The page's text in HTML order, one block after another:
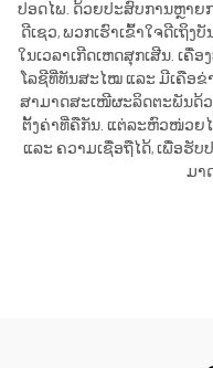
ປອດໄພ. ດ້ວຍປະສົບການຫຼາຍ
ດີເຊວ, ພວກເຮົາເຂົ້າໃຈດີເຖິງ
ໃນເວລາເກີດເຫດສຸກເສີນ. ເຄື່
ໂລຊີທີ່ທັນສະໄໝ ແລະ ມີເຄືອຂ່
ສາມາດສະເໜີຜະລິດຕະພັນດ້ວ
ຕັ້ງຄ່າທີ່ຄືກັນ. ແຕ່ລະຫົວໜ່ວຍ
ແລະ ຄວາມເຊື່ອຖືໄດ້, ເພື່ອຮັ
ມາ